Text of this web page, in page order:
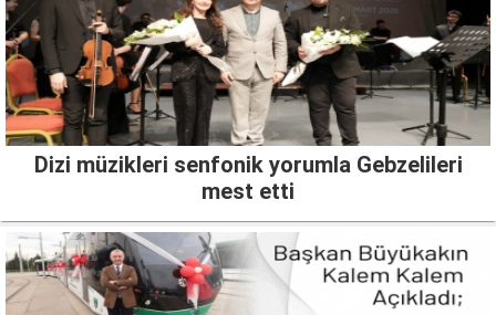
Dizi müzikleri senfonik yorumla Gebzelileri
mest etti